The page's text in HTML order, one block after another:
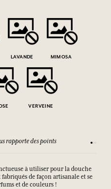
LAVANDE MIMOSA
VERVEINE
rapporte des points
à utiliser pour la douche
de façon artisanale et se
et de couleurs !